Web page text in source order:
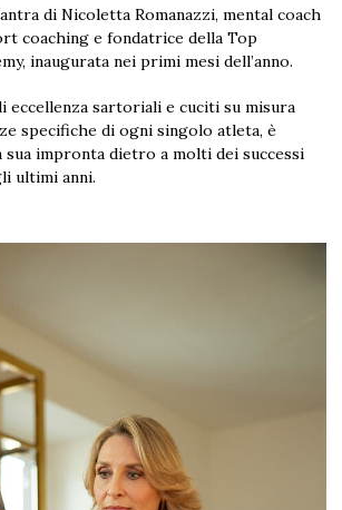
di Nicoletta Romanazzi, mental coach
coaching e fondatrice della Top
inaugurata nei primi mesi dell’anno.
eccellenza sartoriali e cuciti su misura
specifiche di ogni singolo atleta, è
impronta dietro a molti dei successi
ultimi anni.